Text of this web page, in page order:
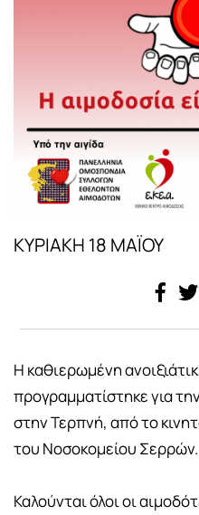
ΚΥΡΙΑΚΗ 18 ΜΑΪΟΥ
Η καθιερωμένη
προγραμματίστηκε για
στην Τερπνή, από το
του Νοσοκομείου Σερρών.
Καλούνται όλοι οι